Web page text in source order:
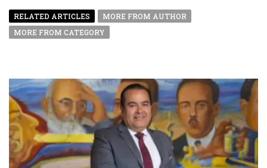
RELATED ARTICLES
MORE FROM AUTHOR
MORE FROM CATEGORY